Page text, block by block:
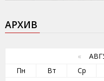
АРХИВ
«
Пн
Вт Ср